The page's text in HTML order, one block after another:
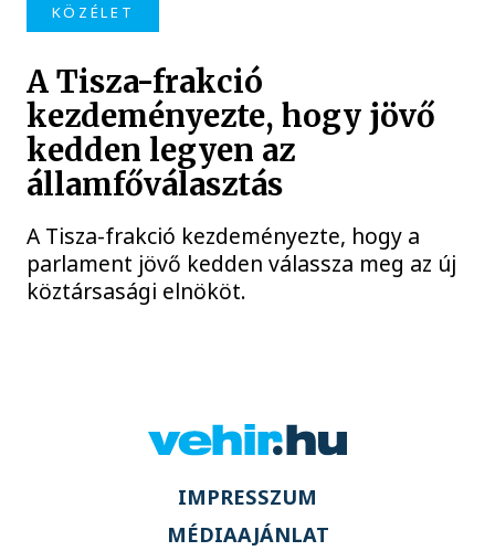
KÖZÉLET
A Tisza-frakció
kezdeményezte, hogy jövő
kedden legyen az
államfőválasztás
A Tisza-frakció kezdeményezte, hogy a
parlament jövő kedden válassza meg az új
köztársasági elnököt.
IMPRESSZUM
MÉDIAAJÁNLAT